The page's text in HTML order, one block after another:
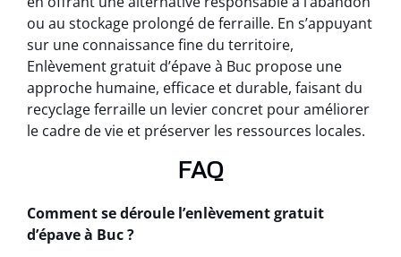
ou au stockage prolongé de ferraille. En s’appuyant
sur une connaissance fine du territoire,
Enlèvement gratuit d’épave à Buc propose une
approche humaine, efficace et durable, faisant du
recyclage ferraille un levier concret pour améliorer
le cadre de vie et préserver les ressources locales.
FAQ
Comment se déroule l’enlèvement gratuit
d’épave à Buc ?